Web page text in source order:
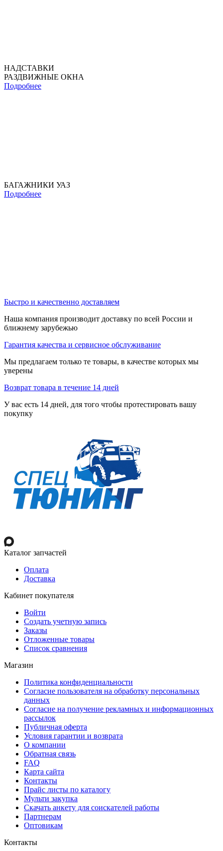
НАДСТАВКИ
РАЗДВИЖНЫЕ ОКНА
Подробнее
БАГАЖНИКИ УАЗ
Подробнее
Быстро и качественно доставляем
Наша компания производит доставку по всей России и
ближнему зарубежью
Гарантия качества и сервисное обслуживание
Мы предлагаем только те товары, в качестве которых мы
уверены
Возврат товара в течение 14 дней
У вас есть 14 дней, для того чтобы протестировать вашу
покупку
Каталог запчастей
Оплата
Доставка
Кабинет покупателя
Войти
Создать учетную запись
Заказы
Отложенные товары
Список сравнения
Магазин
Политика конфиденциальности
Согласие пользователя на обработку персональных
данных
Согласие на получение рекламных и информационных
рассылок
Публичная оферта
Условия гарантии и возврата
О компании
Обратная связь
FAQ
Карта сайта
Контакты
Прайс листы по каталогу
Мульти закупка
Скачать анкету для соискателей работы
Партнерам
Оптовикам
Контакты